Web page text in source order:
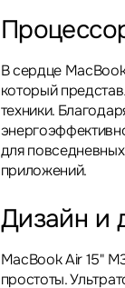
В сердце
который
техники.
для
приложений.
Дизайн и
MacBook Air 15"
простоты.